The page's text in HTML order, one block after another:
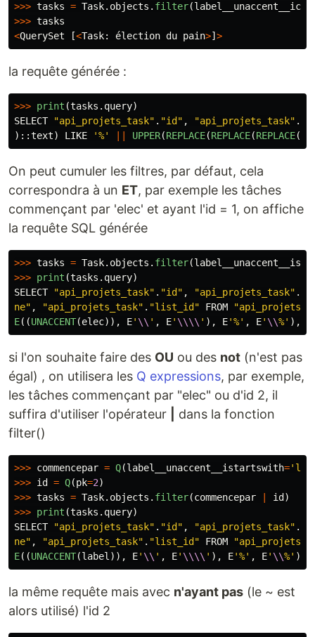
>>> tasks = Task. objects . filter(
>>> tasks
<QuerySet [<Task: élection du pain>] >
la requête générée :
>>> print (tasks . query)
SELECT
"api_projets_task" . "id " , "api_projets_task" .
)::text) LIKE '%' UPPER(REPLACE(REPLACE(REPLACE((
On peut cumuler les filtres, par défaut, cela
correspondra à un ET, par exemple les tâches
commençant par 'elec' et ayant l'id = 1, on affiche
la requête SQL générée
>>> tasks = Task. objects . filter(
>>> print (tasks . query)
SELECT
"api_projets_task" . "id " , "api_projets_task" .
ne" , "api_projets_task" . "list_id " FROM "
E((UNACCENT(elec)), E' \\ ' , E' \\\\ ' ), E'%' , E' \\%' ),
si l'on souhaite faire des OU ou des not (n'est pas
égal) , on utilisera les Q expressions, par exemple,
les tâches commençant par "elec" ou d'id 2, il
suffira d'utiliser l'opérateur
dans la fonction
filter()
>>> commencepar = Q(label__unaccent__istartswith='
>>> id = Q(pk=2)
>>> tasks = Task. objects . filter(commencepar id )
>>> print (tasks . query)
SELECT
"api_projets_task" . "id " , "api_projets_task" .
ne" , "api_projets_task" . "list_id " FROM "
E((UNACCENT(label )), E' \\ ' , E' \\\\ ' ), E'%' , E' \\%' ),
la même requête mais avec n'ayant pas (le ~ est
alors utilisé) l'id 2